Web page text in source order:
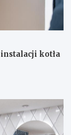
kotła